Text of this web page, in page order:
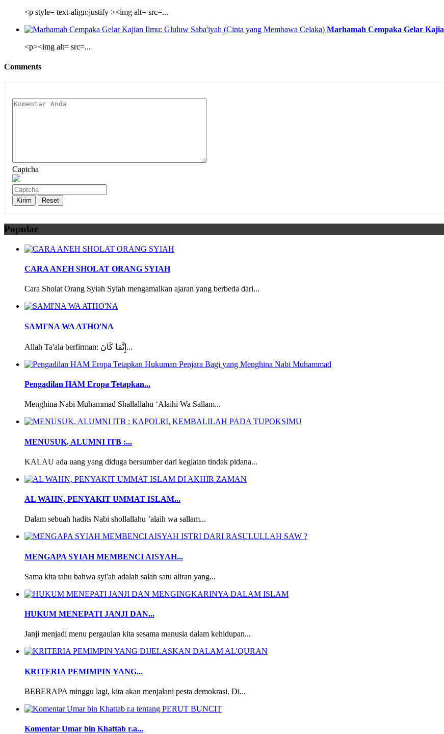
<p style= text-align:justify ><img alt= src=...
Marhamah Cempaka Gelar
<p><img alt= src=...
Comments
Captcha
Popular
CARA ANEH SHOLAT ORANG SYIAH
Cara Sholat Orang Syiah Syiah mengamalkan ajaran yang berbeda dari...
SAMI'NA WA ATHO'NA
Allah Ta'ala berfirman: إِنَّمَا كَانَ...
Pengadilan HAM Eropa Tetapkan...
Menghina Nabi Muhammad Shallallahu ‘Alaihi Wa Sallam...
MENUSUK, ALUMNI ITB :...
KALAU ada uang yang diduga bersumber dari kegiatan tindak pidana...
AL WAHN, PENYAKIT UMMAT ISLAM...
Dalam sebuah hadits Nabi shollallahu ’alaih wa sallam...
MENGAPA SYIAH MEMBENCI AISYAH...
Sama kita tahu bahwa syi'ah adalah salah satu aliran yang...
HUKUM MENEPATI JANJI DAN...
Janji menjadi menu pergaulan kita sesama manusia dalam kehidupan...
KRITERIA PEMIMPIN YANG...
BEBERAPA minggu lagi, kita akan menjalani pesta demokrasi. Di...
Komentar Umar bin Khattab r.a...